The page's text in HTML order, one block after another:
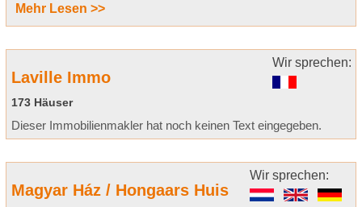
Mehr Lesen >>
Wir sprechen:
Laville Immo
173 Häuser
Dieser Immobilienmakler hat noch keinen Text eingegeben.
Wir sprechen:
Magyar Ház / Hongaars Huis